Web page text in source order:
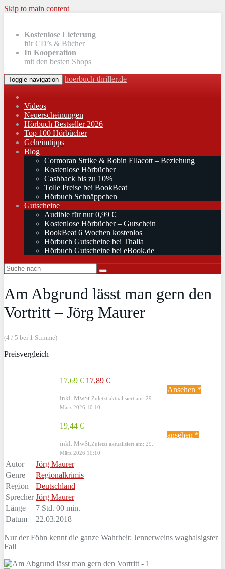
Skip to main content
Kostenlose Lieferung
für CD’s & Bücher
In Kooperation
mit den besten Shops
Toggle navigation hoerbuch-thriller.de
Videos
Neuerscheinungen
Hörbuch Bestseller 2026
Top 100 Hörbücher
Geheimtipps
Blog
Cormoran Strike & Robin Ellacott – Beziehung
Kostenlose Hörbücher
Cashback bis zu 10%
Tolle Preise bei BookBeat
Hörbuch Schnäppchen
Gutscheine
Audible für nur 0,99 €
Kostenlose Hörbücher – Gutschein
BookBeat 6 Wochen kostenlos
Hörbuch Gutscheine bei Thalia
Hörbuch Gutscheine bei eBook.de
Am Abgrund lässt man gern den
Vortritt – Jörg Maurer
(4 / 5 bei 1 Stimme)
Preisvergleich
17,69 € 17,89 €
inkl. MwSt. Zuletzt aktualisiert am: 29.
März 2026 10:10
Ansehen *
19,44 €
inkl. MwSt. Zuletzt aktualisiert am: 29.
März 2026 10:10
ansehen *
Autor
Jörg Maurer
Genre
Regionalkrimis
Region
Deutschland
Sprecher Jörg Maurer
Länge
7 Std. 00 min.
Datum
22.03.2018
Nur der Föhn kennt die ganze Wahrheit: Jennerweins waghalsigster
Fall